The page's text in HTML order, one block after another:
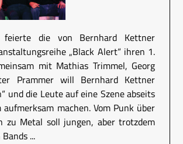
feierte die von Bernhard Kettner
„Black Alert“ ihren 1.
mit Mathias Trimmel, Georg
Prammer will Bernhard Kettner
und die Leute auf eine Szene abseits
machen. Vom Punk über
zu Metal soll jungen, aber trotzdem
...